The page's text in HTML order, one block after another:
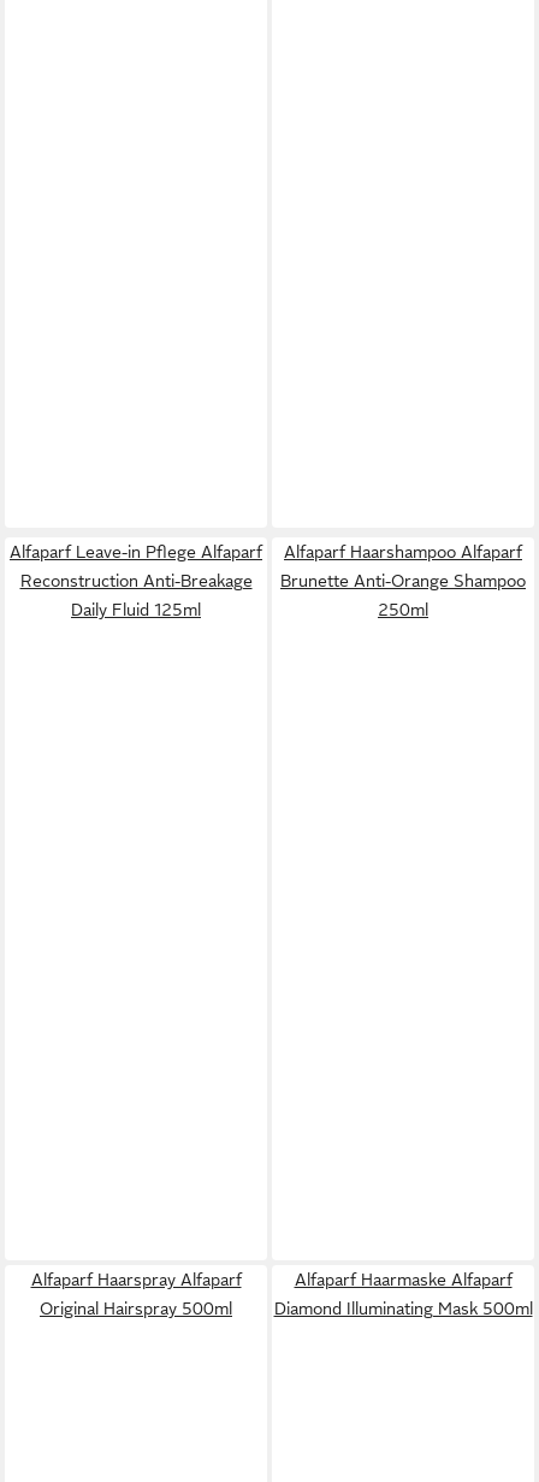
Alfaparf Leave-in Pflege Alfaparf
Reconstruction Anti-Breakage
Daily Fluid 125ml
Alfaparf Haarshampoo Alfaparf
Brunette Anti-Orange Shampoo
250ml
Alfaparf Haarspray Alfaparf
Original Hairspray 500ml
Alfaparf Haarmaske Alfaparf
Diamond Illuminating Mask 500ml